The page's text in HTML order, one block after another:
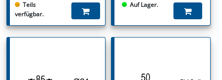
Teils
verfügbar.
Auf Lager.